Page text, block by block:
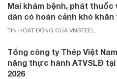
Mai khám bệnh, phát thuốc
dân có hoàn cảnh khó khăn
TIN HOẠT ĐỘNG CỦA VNSTEEL
Tổng công ty Thép Việt
năng thực hành ATVSLĐ
2026